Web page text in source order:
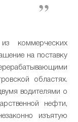
коммерческих
на поставку
областях.
водителями о
нефти,
изъятую